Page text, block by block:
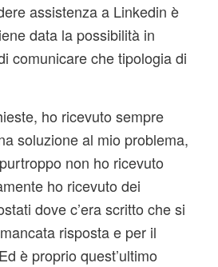
assistenza a Linkedin è
data la possibilità in
comunicare che tipologia di
ho ricevuto sempre
soluzione al mio problema,
non ho ricevuto
ho ricevuto dei
dove c’era scritto che si
risposta e per il
è proprio quest’ultimo